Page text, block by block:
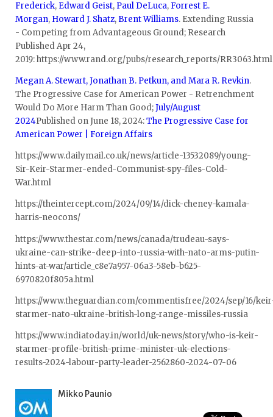
Frederick, Edward Geist, Paul DeLuca, Forrest E.
Morgan, Howard J. Shatz, Brent Williams. Extending Russia
- Competing from Advantageous Ground; Research
Published Apr 24,
2019: https://www.rand.org/pubs/research_reports/RR3063.html
Megan A. Stewart, Jonathan B. Petkun, and Mara R. Revkin.
The Progressive Case for American Power - Retrenchment
Would Do More Harm Than Good;July/August
2024Published on June 18, 2024:The Progressive Case for
American Power | Foreign Affairs
https://www.dailymail.co.uk/news/article-13532089/young-
Sir-Keir-Starmer-ended-Communist-spy-files-Cold-
War.html
https://theintercept.com/2024/09/14/dick-cheney-kamala-
harris-neocons/
https://www.thestar.com/news/canada/trudeau-says-
ukraine-can-strike-deep-into-russia-with-nato-arms-putin-
hints-at-war/article_c8e7a957-06a3-58eb-b625-
6970820f805a.html
https://www.theguardian.com/commentisfree/2024/sep/16/
starmer-nato-ukraine-british-long-range-missiles-russia
https://www.indiatoday.in/world/uk-news/story/who-is-keir-
starmer-profile-british-prime-minister-uk-elections-
results-2024-labour-party-leader-2562860-2024-07-06
Mikko Paunio